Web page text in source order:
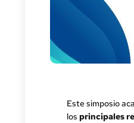
Este simposio
los principales